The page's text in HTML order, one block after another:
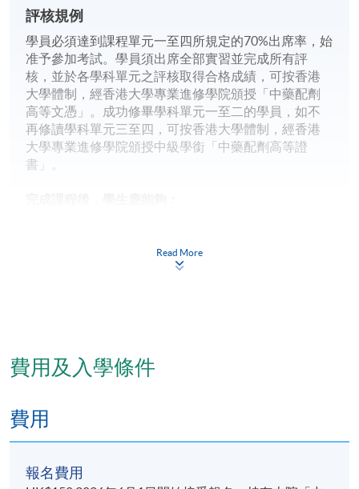
評核規例
學員必須達到課程單元一至四所規定的70%出席率，始
准予參加考試。學員須出席全部實習並完成所有評
核，並於各學科單元之評核取得合格成績，可按香港
大學體制，經香港大學專業進修學院頒授「中藥配劑
高等文憑」。成功修畢學科單元一至二的學員，如不
再修讀學科單元三至四，可按香港大學體制，經香港
大學專業進修學院頒授中級學銜「中藥配劑高等證
書」。
比較常用方劑的組方和功效，分辨常用中藥商品優良
度鑒別要點，解釋中藥在免疫性疾病的防治中的應用
分辨常用中藥的鑒定方法及詳述香港中藥習用品，執
報名代碼 2445-CM095A
現時接受報名
Read More
費用及入學條件
費用
報名費用